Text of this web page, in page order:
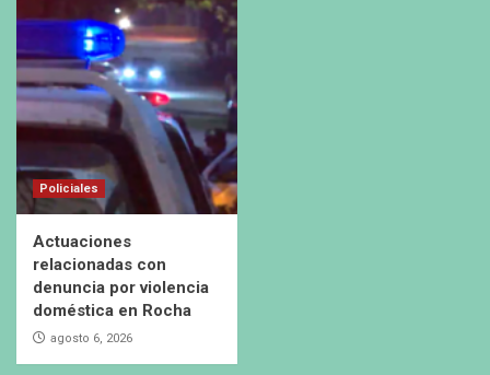
Policiales
Actuaciones
relacionadas con
denuncia por violencia
doméstica en Rocha
agosto 6, 2026